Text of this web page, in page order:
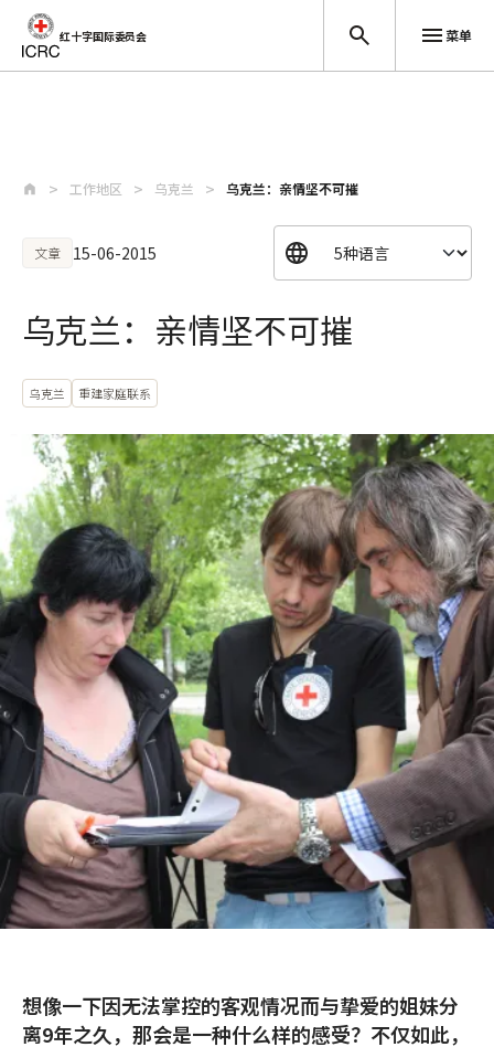
红十字国际委员会 菜单
工作地区 乌克兰 乌克兰：亲情坚不可摧
文章 15-06-2015
乌克兰：亲情坚不可摧
乌克兰 重建家庭联系
想像一下因无法掌控的客观情况而与挚爱的姐妹分
离9年之久，那会是一种什么样的感受？不仅如此，